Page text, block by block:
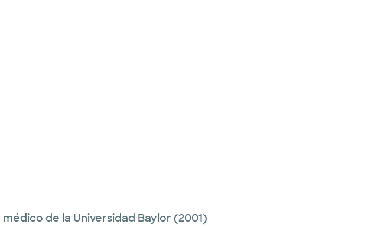
de la Universidad Baylor (2001)